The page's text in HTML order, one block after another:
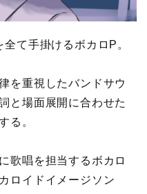
て手掛けるボカロP。
を重視したバンドサウ
と場面展開に合わせた
る。
歌唱を担当するボカロ
ロイドイメージソン